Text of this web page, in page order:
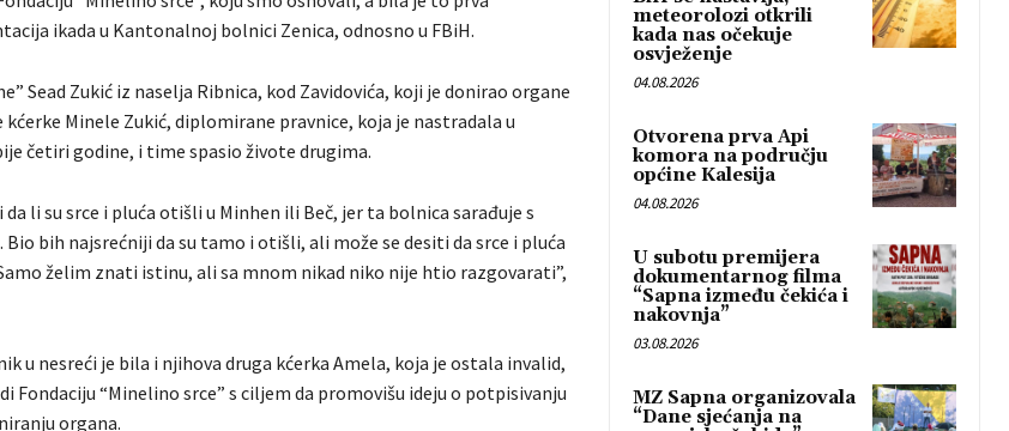
ikada u Kantonalnoj bolnici Zenica, odnosno u FBiH.
Sead Zukić iz naselja Ribnica, kod Zavidovića, koji je donirao organe
Minele Zukić, diplomirane pravnice, koja je nastradala u
četiri godine, i time spasio živote drugima.
li su srce i pluća otišli u Minhen ili Beč, jer ta bolnica sarađuje s
bih najsrećniji da su tamo i otišli, ali može se desiti da srce i pluća
želim znati istinu, ali sa mnom nikad niko nije htio razgovarati”,
u nesreći je bila i njihova druga kćerka Amela, koja je ostala invalid,
Fondaciju “Minelino srce” s ciljem da promovišu ideju o potpisivanju
organa.
meteorolozi otkrili
kada nas očekuje
osvježenje
04.08.2026
Otvorena prva Api
komora na području
općine Kalesija
04.08.2026
U subotu premijera
dokumentarnog filma
“Sapna između čekića i
nakovnja”
03.08.2026
MZ Sapna organizovala
“Dane sjećanja na